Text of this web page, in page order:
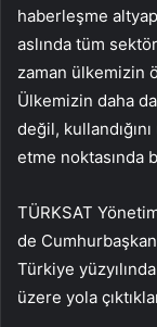
haberleşme
aslında tüm
zaman ülkemizin
Ülkemizin daha
değil,
etme noktasında
TÜRKSAT
de
Türkiye
üzere yola